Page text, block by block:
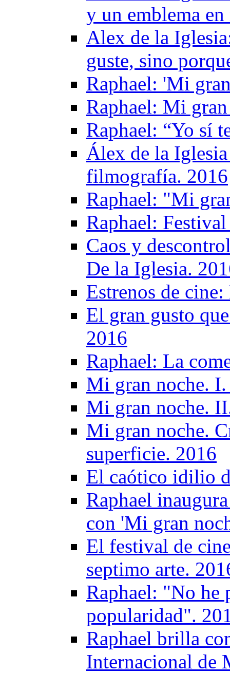
y un emblema
Alex de la
guste, sino
Raphael: 'Mi
Raphael: Mi
Raphael: “Yo sí
Álex de la
filmografía. 2016
Raphael: "Mi
Raphael:
Caos y
De la Iglesia.
Estrenos de
El gran gusto
2016
Raphael: La
Mi gran noche.
Mi gran noche.
Mi gran noche.
superficie. 2016
El caótico idilio
Raphael
con 'Mi gran
El festival de
septimo arte.
Raphael: "No he
popularidad".
Raphael brilla
Internacional de